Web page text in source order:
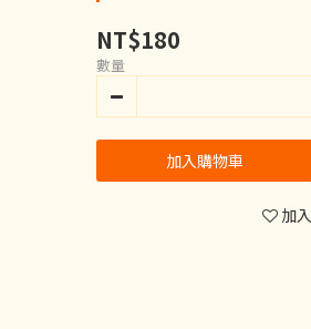
NT$180
數量
加入購物車
加